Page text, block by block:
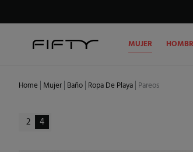
MUJER
Home Mujer Baño Ropa De Playa Pareos
2 4